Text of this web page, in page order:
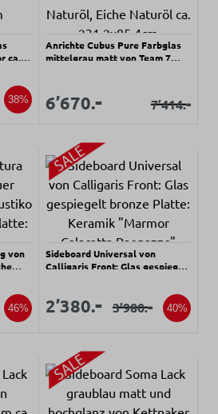
ca.
38%
Anrichte Cubus Pure Farbglas
mittelgrau matt von Team 7
Verkaufspreis:
6’670.- Regulärer
7’414.-
von
46%
Sideboard Universal von
Calligaris Front: Glas gespiegelt
"Marmor Calacatta Paonazzo"
glänzend" Korpus: Lack matt
Verkaufspreis:
Verkaufspreis:
2’380.- Regulärer Preis:
3’980.- 40%